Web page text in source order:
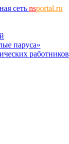
сеть nsportal.ru
паруса»
работников